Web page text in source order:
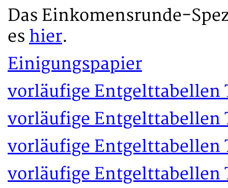
Das Einkomensrunde-
es hier.
Einigungspapier
vorläufige Entgelttabellen
vorläufige Entgelttabellen
vorläufige Entgelttabellen
vorläufige Entgelttabellen